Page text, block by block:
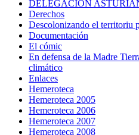
DELEGACIÓN
Derechos
Descolonizando el territoriu
Documentación
El cómic
En defensa de la Madre
climático
Enlaces
Hemeroteca
Hemeroteca 2005
Hemeroteca 2006
Hemeroteca 2007
Hemeroteca 2008